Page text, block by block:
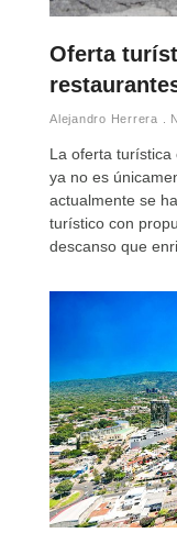
Oferta
Alejandro Herrera
La oferta turística
ya no es
actualmente se
turístico con
descanso que